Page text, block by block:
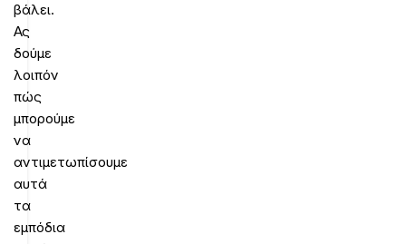
βάλει.
Ας
δούμε
λοιπόν
πώς
μπορούμε
να
αντιμετωπίσουμε
αυτά
τα
εμπόδια